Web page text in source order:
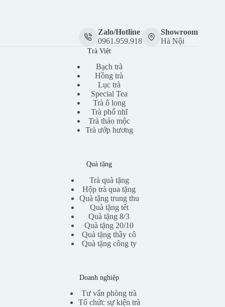
Zalo/Hotline
0961.959.918
Showroom
Hà Nội
Trà Việt
Bạch trà
Hồng trà
Lục trà
Special Tea
Trà ô long
Trà phổ nhĩ
Trà thảo mộc
Trà ướp hương
Quà tặng
Trà quà tặng
Hộp trà qua tặng
Quà tặng trung thu
Quà tặng tết
Quà tặng 8/3
Quà tặng 20/10
Quà tặng thầy cô
Quà tặng công ty
Doanh nghiệp
Tư vấn phòng trà
Tổ chức sự kiện trà